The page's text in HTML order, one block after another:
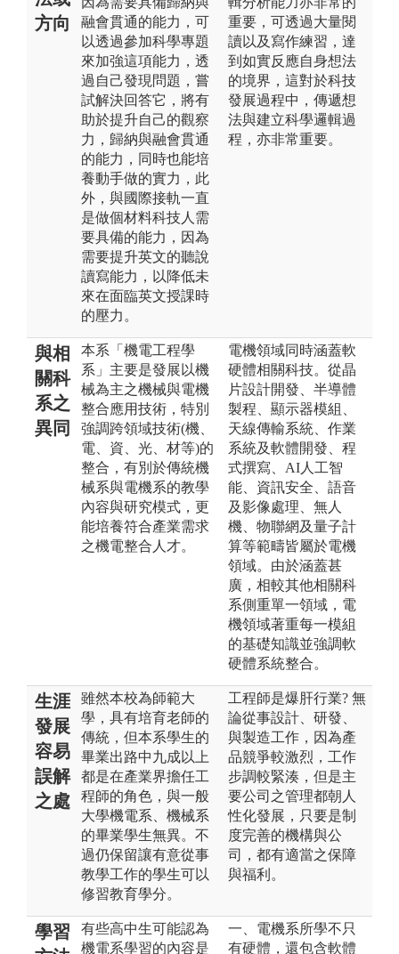
方向
融會貫通的能力，可
以透過參加科學專題
來加強這項能力，透
過自己發現問題，嘗
試解決回答它，將有
助於提升自己的觀察
力，歸納與融會貫通
的能力，同時也能培
養動手做的實力，此
外，與國際接軌一直
是做個材料科技人需
要具備的能力，因為
需要提升英文的聽說
讀寫能力，以降低未
來在面臨英文授課時
的壓力。
重要，可透過大量閱
讀以及寫作練習，達
到如實反應自身想法
的境界，這對於科技
發展過程中，傳遞想
法與建立科學邏輯過
程，亦非常重要。
與相
關科
系之
異同
本系「機電工程學
系」主要是發展以機
械為主之機械與電機
整合應用技術，特別
強調跨領域技術(機、
電、資、光、材等)的
整合，有別於傳統機
械系與電機系的教學
內容與研究模式，更
能培養符合產業需求
之機電整合人才。
電機領域同時涵蓋軟
硬體相關科技。從晶
片設計開發、半導體
製程、顯示器模組、
天線傳輸系統、作業
系統及軟體開發、程
式撰寫、AI人工智
能、資訊安全、語音
及影像處理、無人
機、物聯網及量子計
算等範疇皆屬於電機
領域。由於涵蓋甚
廣，相較其他相關科
系側重單一領域，電
機領域著重每一模組
的基礎知識並強調軟
硬體系統整合。
生涯
發展
容易
誤解
之處
雖然本校為師範大
學，具有培育老師的
傳統，但本系學生的
畢業出路中九成以上
都是在產業界擔任工
程師的角色，與一般
大學機電系、機械系
的畢業學生無異。不
過仍保留讓有意從事
教學工作的學生可以
修習教育學分。
工程師是爆肝行業? 無
論從事設計、研發、
與製造工作，因為產
品競爭較激烈，工作
步調較緊湊，但是主
要公司之管理都朝人
性化發展，只要是制
度完善的機構與公
司，都有適當之保障
與福利。
學習
有些高中生可能認為
機電系學習的內容是
一、電機系所學不只
有硬體，還包含軟體